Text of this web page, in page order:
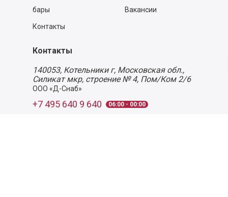
бары
Контакты
Вакансии
Контакты
140053, Котельники г, Московская обл.,
Силикат мкр, строение № 4, Пом/Ком 2/6
ООО «Д-Снаб»
+7 495 640 9 640 06:00 - 00:00